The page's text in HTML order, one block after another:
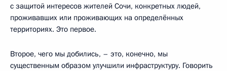
с защитой интересов жителей Сочи, конкретных людей,
проживавших или проживающих на определённых
территориях. Это первое.
Второе, чего мы добились, – это, конечно, мы
существенным образом улучшили инфраструктуру. Говорить